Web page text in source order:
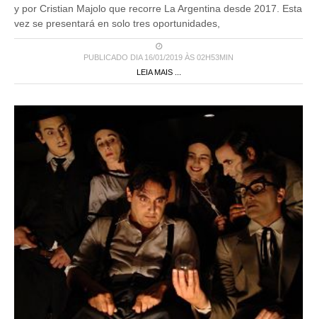
y por Cristian Majolo que recorre La Argentina desde 2017. Esta
vez se presentará en solo tres oportunidades,
PUBLICADO DIA 16/01/2019 ÀS 02H53MIN
LEIA MAIS ...